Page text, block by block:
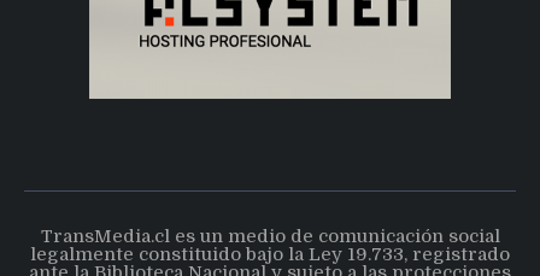
TransMedia.cl es un medio de comunicación social
legalmente constituido bajo la Ley 19.733, registrado